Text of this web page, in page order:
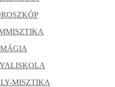
MÁGIA
MISZTIKA